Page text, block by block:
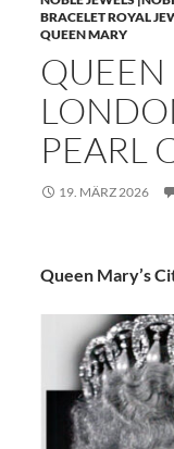
BRACELET ROYAL
QUEEN MARY
QUEEN
PEARL
19. MÄRZ 2026
Queen Mary’s